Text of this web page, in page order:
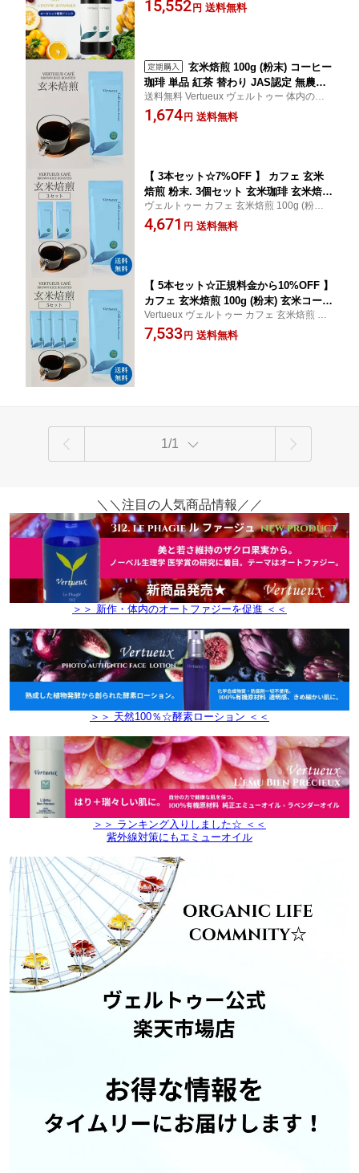
無添加 健康 予防 発酵 酵素飲料 植物性
菌から発酵、熟成した原液 無添加 本格派
15,552 円 送料無料
玄米焙煎 100g (粉末) コーヒー
珈琲 単品 紅茶 替わり JAS認定 無農薬
無肥料 有機 無添加 体温上昇 デトック
ス 冷え解消 豊富な食物繊維で腸内環境
送料無料 Vertueux ヴェルトゥー 体内のデ
トックス 玄米の持つ栄養素をカロリーオフ
で摂取。安心安全。（単独購入の場合はネ
1,674 円 送料無料
【 3本セット☆7%OFF 】 カフェ 玄米
焙煎 粉末. 3個セット 玄米珈琲 玄米焙煎
無農薬 無添加 食物繊維 JAS認定 デトッ
クス ヴェルトゥーカフェ 定番 体温上昇
ヴェルトゥー カフェ 玄米焙煎 100g (粉末)
体内のデトックス、豊富な食物繊維で腸内
環境も整える。JAS 認定商品 玄米焙煎 玄米
4,671 円 送料無料
【 5本セット☆正規料金から10%OFF 】
カフェ 玄米焙煎 100g (粉末) 玄米コーヒ
ー ノンカフェイン 玄米珈琲 玄米粉末 1
00g ヴェルトゥー 玄米焙煎 無農薬 無肥
Vertueux ヴェルトゥー カフェ 玄米焙煎 体
内のデトックス 豊富な食物繊維で腸内環境
も整える 濃くするとコーヒー 薄く飲むと紅
7,533 円 送料無料
1/1
＼＼注目の人気商品情報／／
＞＞ 新作・体内のオートファジーを促進 ＜＜
＞＞ 天然100％☆酵素ローション ＜＜
＞＞ ランキング入りしました☆ ＜＜
紫外線対策にもエミューオイル